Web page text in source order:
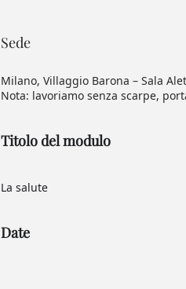
Sede
Milano, Villaggio Barona – Sala
Nota: lavoriamo senza scarpe,
Titolo del modulo
La salute
Date